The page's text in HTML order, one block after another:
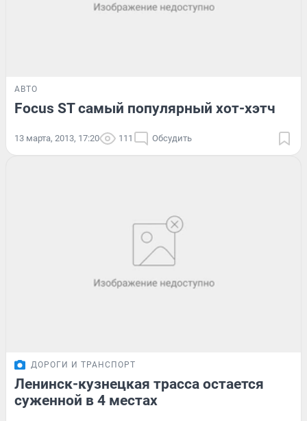
АВТО
Focus ST самый популярный хот-хэтч
13 марта, 2013, 17:20 111 Обсудить
ДОРОГИ И ТРАНСПОРТ
Ленинск-кузнецкая трасса остается
суженной в 4 местах